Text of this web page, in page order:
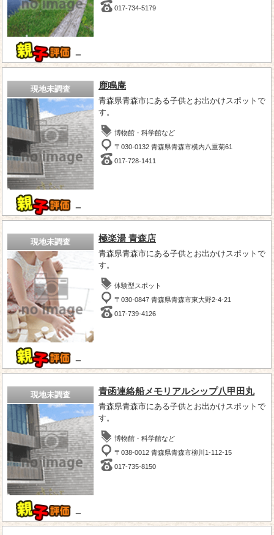
－
017-734-5179
現地未調査
－
鹿鳴庵
青森県青森市にある子供とお出かけスポットで
す。
博物館・科学館など
〒030-0132 青森県青森市横内八重菊61
017-728-1411
現地未調査
－
極楽湯 青森店
青森県青森市にある子供とお出かけスポットで
す。
体験型スポット
〒030-0847 青森県青森市東大野2-4-21
017-739-4126
現地未調査
－
青函連絡船メモリアルシップ八甲田丸
青森県青森市にある子供とお出かけスポットで
す。
博物館・科学館など
〒038-0012 青森県青森市柳川1-112-15
017-735-8150